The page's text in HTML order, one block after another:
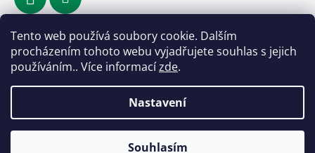
Tento web používá soubory cookie. Dalším
procházením tohoto webu vyjadřujete souhlas s jejich
používáním.. Více informacízde.
Nastavení
Souhlasím
Přijímáme online platby